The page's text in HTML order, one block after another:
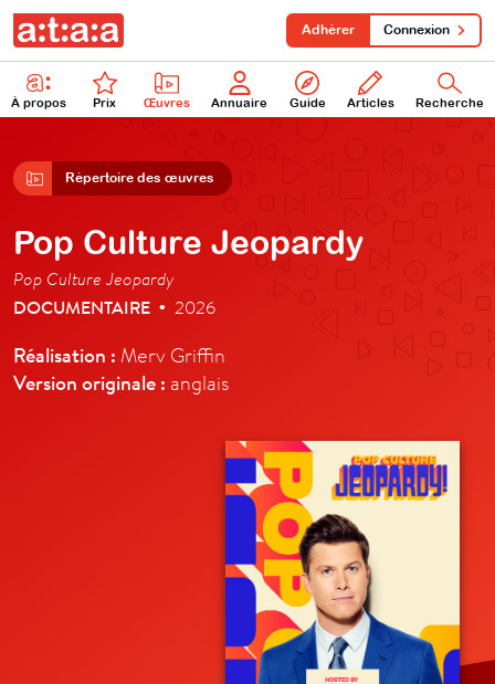
À propos Prix Œuvres Annuaire Guide Articles Recherche
Adhérer Connexion
Répertoire des œuvres
Pop Culture Jeopardy
Pop Culture Jeopardy
DOCUMENTAIRE • 2026
Réalisation : Merv Griffin
Version originale : anglais